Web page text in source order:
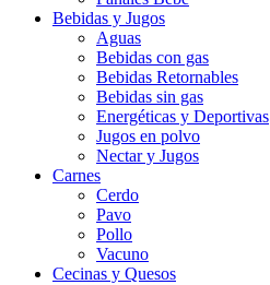
Bebidas y Jugos
Aguas
Bebidas con gas
Bebidas Retornables
Bebidas sin gas
Energéticas y Deportivas
Jugos en polvo
Nectar y Jugos
Carnes
Cerdo
Pavo
Pollo
Vacuno
Cecinas y Quesos